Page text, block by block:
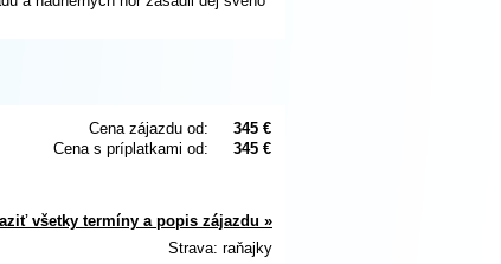
Cena zájazdu od:
345 €
Cena s príplatkami od:
345 €
všetky termíny a popis zájazdu »
Strava: raňajky